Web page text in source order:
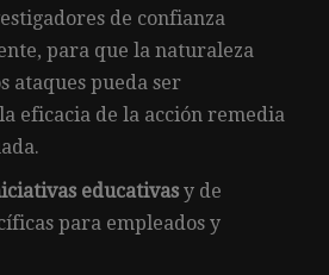
de confianza
para que la naturaleza
ataques pueda ser
eficacia de la acción remedia
educativas y de
para empleados y